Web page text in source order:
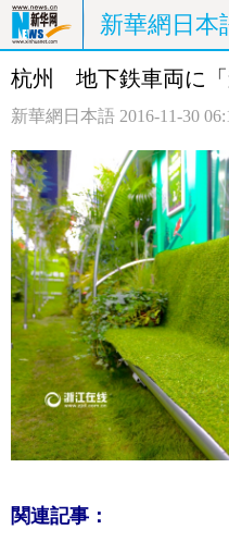
新華網日本
ホームページ
観光
中日対訳
杭州 地下鉄車両に「
新華網日本語 2016-11-30
関連記事：